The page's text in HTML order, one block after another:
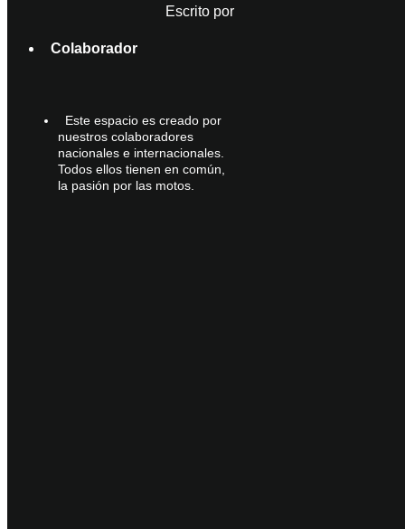
Escrito por
Colaborador
Este espacio es creado por
nuestros colaboradores
nacionales e internacionales.
Todos ellos tienen en común,
la pasión por las motos.